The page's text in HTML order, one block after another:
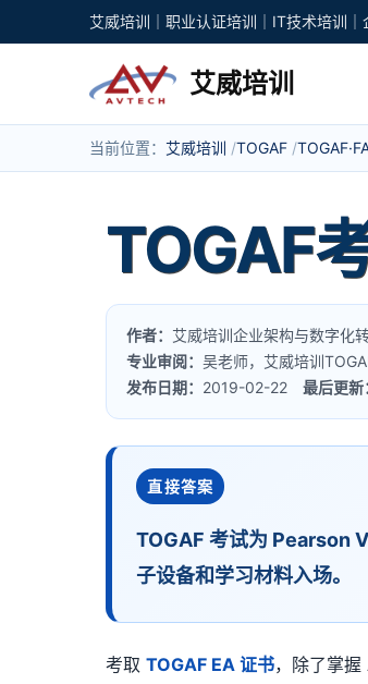
艾威培训｜职业认证培训｜IT技术培训
艾威培训
当前位置： 艾威培训 TOGAF
TOGAF
作者： 艾威培训企业架构与数字化
专业审阅：吴老师，艾威培训
发布日期： 2019-02-22最后更新
直接答案
TOGAF 考试为 Pearson
子设备和学习材料入场。
考取TOGAF EA 证书，除了掌